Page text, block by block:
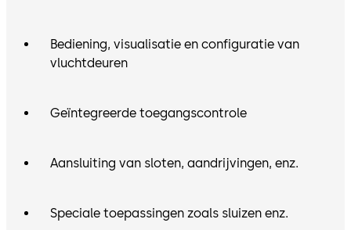
Bediening, visualisatie en configuratie van
vluchtdeuren
Geïntegreerde toegangscontrole
Aansluiting van sloten, aandrijvingen, enz.
Speciale toepassingen zoals sluizen enz.